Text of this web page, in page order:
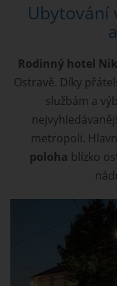
Ubytování
Rodinný hotel
Ostravě. Díky
službám a
metropoli.
poloha blízko